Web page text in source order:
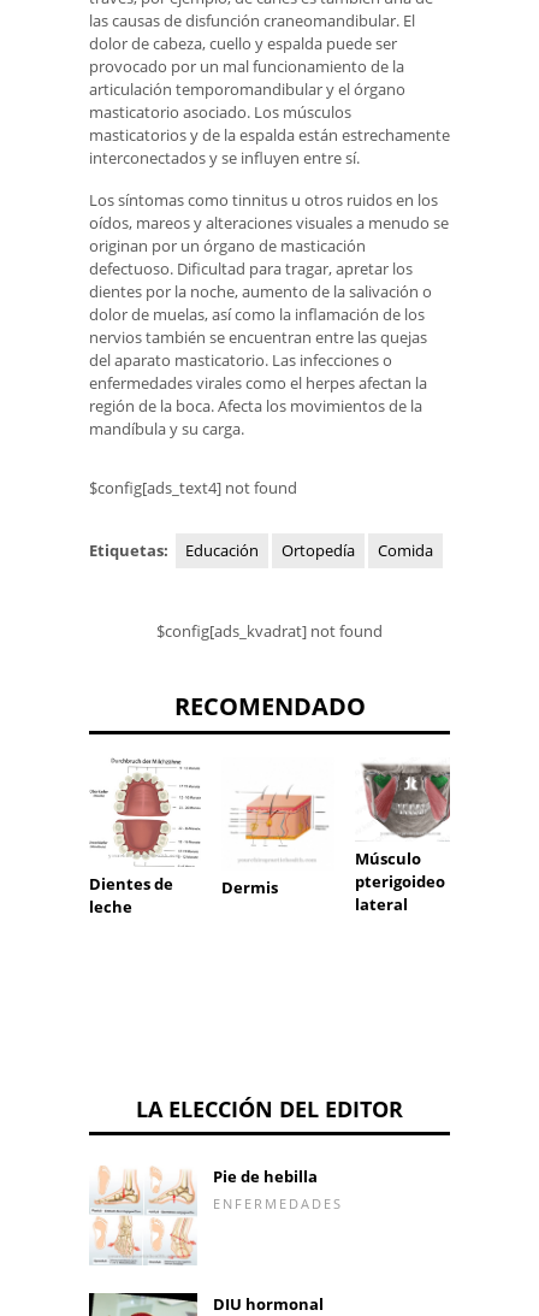
las causas de disfunción craneomandibular. El
dolor de cabeza, cuello y espalda puede ser
provocado por un mal funcionamiento de la
articulación temporomandibular y el órgano
masticatorio asociado. Los músculos
masticatorios y de la espalda están estrechamente
interconectados y se influyen entre sí.
Los síntomas como tinnitus u otros ruidos en los
oídos, mareos y alteraciones visuales a menudo se
originan por un órgano de masticación
defectuoso. Dificultad para tragar, apretar los
dientes por la noche, aumento de la salivación o
dolor de muelas, así como la inflamación de los
nervios también se encuentran entre las quejas
del aparato masticatorio. Las infecciones o
enfermedades virales como el herpes afectan la
región de la boca. Afecta los movimientos de la
mandíbula y su carga.
$config[ads_text4] not found
Etiquetas: Educación Ortopedía Comida
$config[ads_kvadrat] not found
RECOMENDADO
Dientes de
leche
Dermis
Músculo
pterigoideo
lateral
LA ELECCIÓN DEL EDITOR
Pie de hebilla
ENFERMEDADES
DIU hormonal